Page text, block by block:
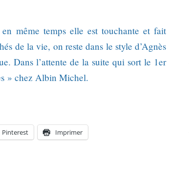
même temps elle est touchante et fait
de la vie, on reste dans le style d’Agnès
Dans l’attente de la suite qui sort le 1er
» chez Albin Michel.
Pinterest Imprimer